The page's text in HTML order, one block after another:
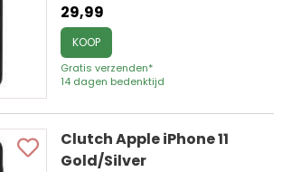
29,99
KOOP
Gratis verzenden*
14 dagen bedenktijd
Clutch Apple iPhone 11
Gold/Silver